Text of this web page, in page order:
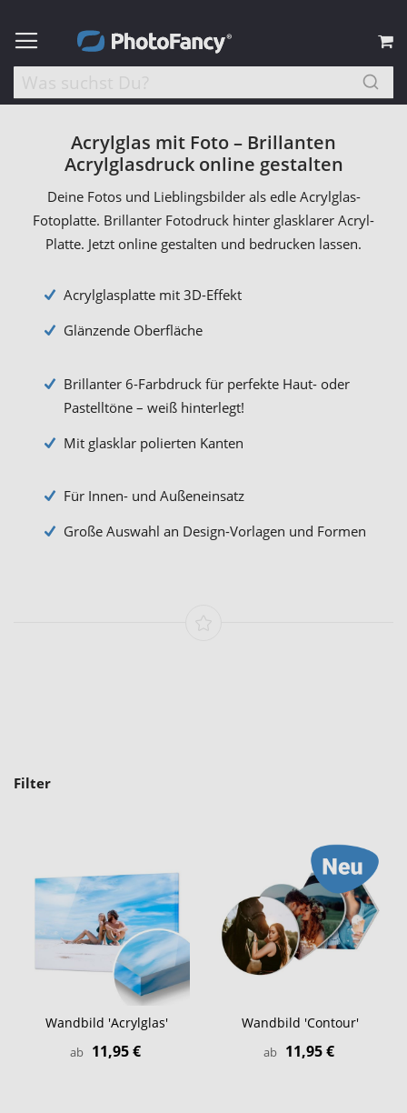
Acrylglas mit Foto – Brillanten
Acrylglasdruck online gestalten
Deine Fotos und Lieblingsbilder als edle Acrylglas-
Fotoplatte. Brillanter Fotodruck hinter glasklarer Acryl-
Platte. Jetzt online gestalten und bedrucken lassen.
Acrylglasplatte mit 3D-Effekt
Glänzende Oberfläche
Brillanter 6-Farbdruck für perfekte Haut- oder
Pastelltöne – weiß hinterlegt!
Mit glasklar polierten Kanten
Für Innen- und Außeneinsatz
Große Auswahl an Design-Vorlagen und Formen
Filter
Wandbild 'Acrylglas'
ab 11,95 €
Wandbild 'Contour'
ab 11,95 €